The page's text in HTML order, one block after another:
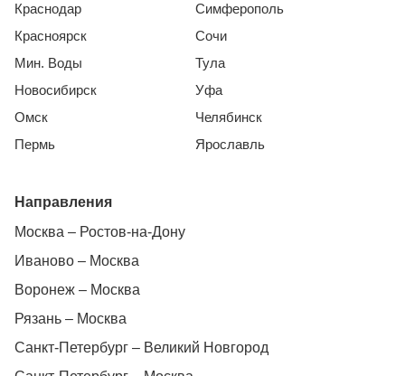
Краснодар
Красноярск
Мин. Воды
Новосибирск
Омск
Пермь
Симферополь
Сочи
Тула
Уфа
Челябинск
Ярославль
Направления
Москва – Ростов-на-Дону
Иваново – Москва
Воронеж – Москва
Рязань – Москва
Санкт-Петербург – Великий Новгород